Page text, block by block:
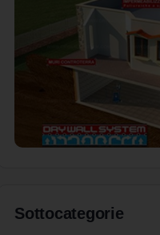
Sottocategorie